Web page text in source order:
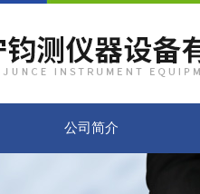
公司简介